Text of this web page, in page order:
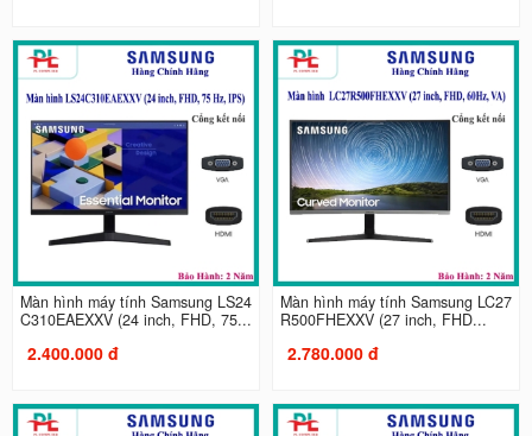
Màn hình máy tính Samsung LS24
C310EAEXXV (24 inch, FHD, 75...
2.400.000 đ
Màn hình máy tính Samsung LC27
R500FHEXXV (27 inch, FHD...
2.780.000 đ